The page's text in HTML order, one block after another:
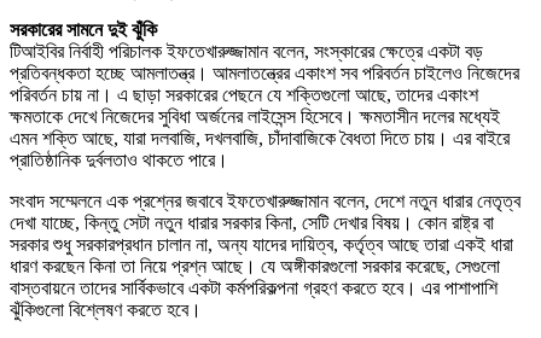
সরকারের সামনে দুই ঝুঁকি
টিআইবির নির্বাহী পরিচালক ইফতেখারুজ্জামান বলেন, সংস্কারের ক্ষেত্রে একটা বড়
প্রতিবন্ধকতা হচ্ছে আমলাতন্ত্র। আমলাতন্ত্রের একাংশ সব পরিবর্তন চাইলেও নিজেদের
পরিবর্তন চায় না। এ ছাড়া সরকারের পেছনে যে শক্তিগুলো আছে, তাদের একাংশ
ক্ষমতাকে দেখে নিজেদের সুবিধা অর্জনের লাইসেন্স হিসেবে। ক্ষমতাসীন দলের মধ্যেই
এমন শক্তি আছে, যারা দলবাজি, দখলবাজি, চাঁদাবাজিকে বৈধতা দিতে চায়। এর বাইরে
প্রাতিষ্ঠানিক দুর্বলতাও থাকতে পারে।
সংবাদ সম্মেলনে এক প্রশ্নের জবাবে ইফতেখারুজ্জামান বলেন, দেশে নতুন ধারার নেতৃত্ব
দেখা যাচ্ছে, কিন্তু সেটা নতুন ধারার সরকার কিনা, সেটি দেখার বিষয়। কোন রাষ্ট্র বা
সরকার শুধু সরকারপ্রধান চালান না, অন্য যাদের দায়িত্ব, কর্তৃত্ব আছে তারা একই ধারা
ধারণ করছেন কিনা তা নিয়ে প্রশ্ন আছে। যে অঙ্গীকারগুলো সরকার করেছে, সেগুলো
বাস্তবায়নে তাদের সার্বিকভাবে একটা কর্মপরিকল্পনা গ্রহণ করতে হবে। এর পাশাপাশি
ঝুঁকিগুলো বিশ্লেষণ করতে হবে।